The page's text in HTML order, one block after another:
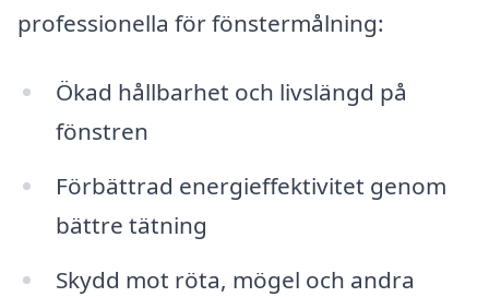
professionella för fönstermålning:
Ökad hållbarhet och livslängd på
fönstren
Förbättrad energieffektivitet genom
bättre tätning
Skydd mot röta, mögel och andra